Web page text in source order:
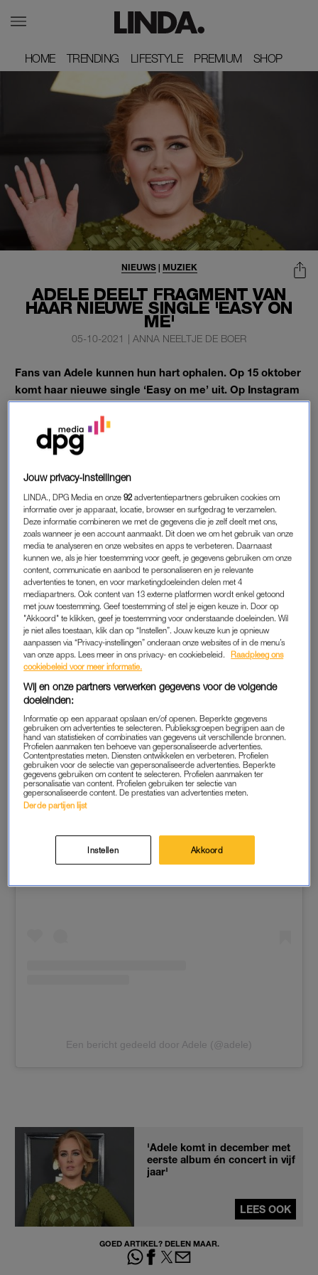
HOME
HOME TRENDING
TRENDING LIFESTYLE
LIFESTYLE PREMIUM
PREMIUM SHOP
SHOP
ADELE DEELT FRAGMENT VAN
HAAR NIEUWE SINGLE 'EASY ON
ME'
NIEUWS| MUZIEK
05-10-2021 | ANNA NEELTJE DE BOER
Fans van Adele kunnen hun hart ophalen. Op 15 oktober
komt haar nieuwe single ‘Easy on me’ uit. Op Instagram
deelt ze alvast een fragment van het nummer.
In de videoclip is te zien hoe ze een cassettebandje in haar
autoradio stopt.
EASY ON ME
Daarnaast brengt ze, na vijf jaar radiostilte, op 10 december
een nieuw album uit. Dat meldde de Britse tabloidThe Mirror
Het nieuwe album zou Adele4 gaan heten. Eigenlijk zou de
plaat al in september vorig jaar worden uitgebracht, maar
vanwege de coronacrisis werd die datum uitgesteld.
View this post on Instagram
Een bericht gedeeld door Adele (@adele)
'Adele komt in december met
eerste album én concert in vijf
jaar'
LEES OOK
GOED ARTIKEL? DELEN MAAR.
Jouw privacy-instellingen
LINDA., DPG Media en onze92 advertentiepartners gebruiken cookies om
informatie over je apparaat, locatie, browser en surfgedrag te verzamelen.
Deze informatie combineren we met de gegevens die je zelf deelt met ons,
zoals wanneer je een account aanmaakt. Dit doen we om het gebruik van onze
media te analyseren en onze websites en apps te verbeteren. Daarnaast
kunnen we, als je hier toestemming voor geeft, je gegevens gebruiken om onze
content, communicatie en aanbod te personaliseren en je relevante
advertenties te tonen, en voor marketingdoeleinden delen met 4
mediapartners. Ook content van 13 externe platformen wordt enkel getoond
met jouw toestemming. Geef toestemming of stel je eigen keuze in. Door op
"Akkoord" te klikken, geef je toestemming voor onderstaande doeleinden. Wil
je niet alles toestaan, klik dan op “Instellen”. Jouw keuze kun je opnieuw
aanpassen via “Privacy-instellingen” onderaan onze websites of in de menu’s
van onze apps. Lees meer in ons privacy- en cookiebeleid.
Raadpleeg ons
cookiebeleid voor meer informatie.
Wij en onze partners verwerken gegevens voor de volgende
doeleinden:
Informatie op een apparaat opslaan en/of openen. Beperkte gegevens
gebruiken om advertenties te selecteren. Publieksgroepen begrijpen aan de
hand van statistieken of combinaties van gegevens uit verschillende bronnen.
Profielen aanmaken ten behoeve van gepersonaliseerde advertenties.
Contentprestaties meten. Diensten ontwikkelen en verbeteren. Profielen
gebruiken voor de selectie van gepersonaliseerde advertenties. Beperkte
gegevens gebruiken om content te selecteren. Profielen aanmaken ter
personalisatie van content. Profielen gebruiken ter selectie van
gepersonaliseerde content. De prestaties van advertenties meten.
Derde partijen lijst
Instellen Akkoord